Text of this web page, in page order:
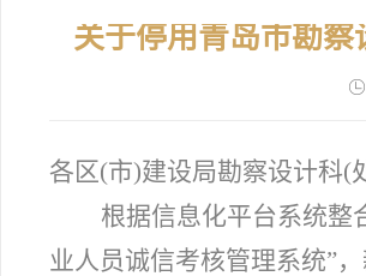
关于停用青岛市勘
各区(市)建设局勘察设计科(
根据信息化平台系统整
业人员诚信考核管理系统”